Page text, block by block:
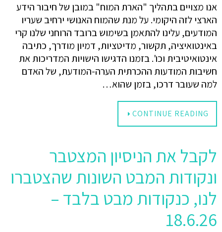
אנו מצויים בתהליך "הארת המוח" במובן של חיבור הידע
הארצי לזה היקומי. על מנת שהמוח האנושי ירחיב שעריו
המודעים, עלינו להתאמן בשימוש ברובד הרוחני שלנו קרי
באינטואיציה, תקשור, מדיטציות, דמיון מודרך, כתיבה
אינטואיטיבית וכו'. בזמנו הדגישו הישויות המדריכות את
חשיבות המודעות ההכרתית הערה-המודעת, של האדם
למה שעובר דרכו, בזמן שהוא…
CONTINUE READING
לקבל את הניסיון המצטבר
ונקודות המבט השונות שהצטברו
לנו, כנקודות מבט בלבד –
18.6.26